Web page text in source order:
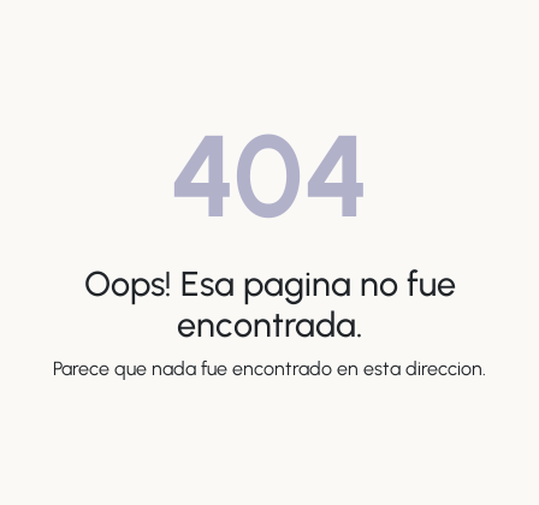
404
Oops! Esa pagina no fue
encontrada.
Parece que nada fue encontrado en esta direccion.